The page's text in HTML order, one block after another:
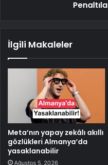
İlgili Makaleler
Meta’nın yapay zekâlı akıllı
gözlükleri Almanya’da
yasaklanabilir
Ağustos 5, 2026